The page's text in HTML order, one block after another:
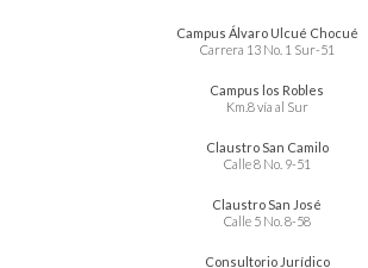
Campus Álvaro Ulcué Chocué
Carrera 13 No. 1 Sur-51
Campus los Robles
Km.8 vía al Sur
Claustro San Camilo
Calle 8 No. 9-51
Claustro San José
Calle 5 No. 8-58
Consultorio Jurídico